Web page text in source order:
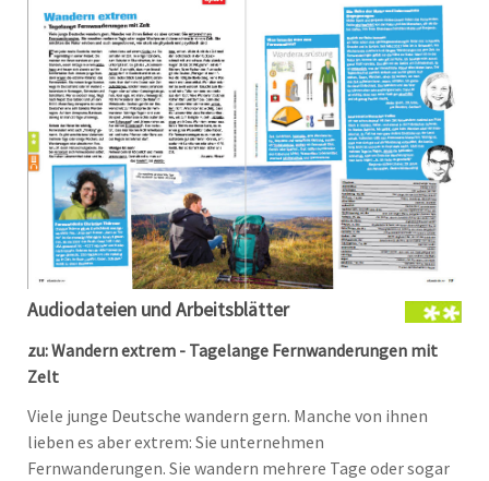
Audiodateien und Arbeitsblätter
zu: Wandern extrem - Tagelange Fernwanderungen mit
Zelt
Viele junge Deutsche wandern gern. Manche von ihnen
lieben es aber extrem: Sie unternehmen
Fernwanderungen. Sie wandern mehrere Tage oder sogar